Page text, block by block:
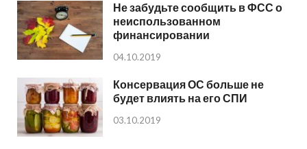
Не забудьте сообщить в ФСС о
неиспользованном
финансировании
04.10.2019
Консервация ОС больше не
будет влиять на его СПИ
03.10.2019